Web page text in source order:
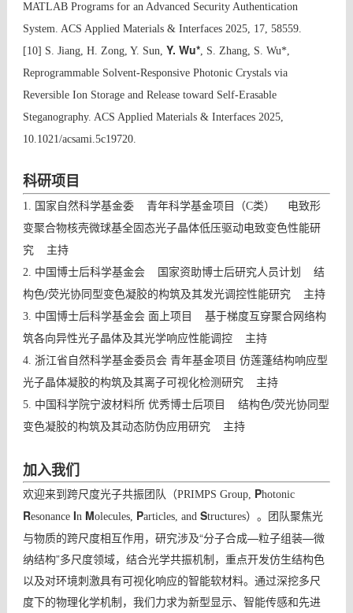
MATLAB Programs for an Advanced Security Authentication
System. ACS Applied Materials & Interfaces 2025, 17, 58559.
[10] S. Jiang, H. Zong, Y. Sun, Y. Wu*, S. Zhang, S. Wu*,
Reprogrammable Solvent-Responsive Photonic Crystals via
Reversible Ion Storage and Release toward Self-Erasable
Steganography. ACS Applied Materials & Interfaces 2025,
10.1021/acsami.5c19720.
科研项目
1. 国家自然科学基金委 青年科学基金项目 （C类）
电致形
变聚合物核壳微球基全固态光子晶体低压驱动电致变色性能研
究 主持
2. 中国博士后科学基金会 国家资助博士后研究人员计划 结
构色/荧光协同型变色凝胶的构筑及其发光调控性能研究 主持
3. 中国博士后科学基金会 面上项目 基于梯度互穿聚合网络构
筑各向异性光子晶体及其光学响应性能调控 主持
4. 浙江省自然科学基金委员会 青年基金项目 仿莲蓬结构响应型
光子晶体凝胶的构筑及其离子可视化检测研究 主持
5. 中国科学院宁波材料所 优秀博士后项目 结构色/荧光协同型
变色凝胶的构筑及其动态防伪应用研究 主持
加入我们
欢迎来到跨尺度光子共振团队 （PRIMPS Group, Photonic
Resonance In Molecules, Particles, and Structures） 。团队聚焦光
与物质的跨尺度相互作用，研究涉及“分子合成—粒子组装—微
纳结构”多尺度领域，结合光学共振机制，重点开发仿生结构色
以及对环境刺激具有可视化响应的智能软材料。通过深挖多尺
度下的物理化学机制，我们力求为新型显示、智能传感和先进